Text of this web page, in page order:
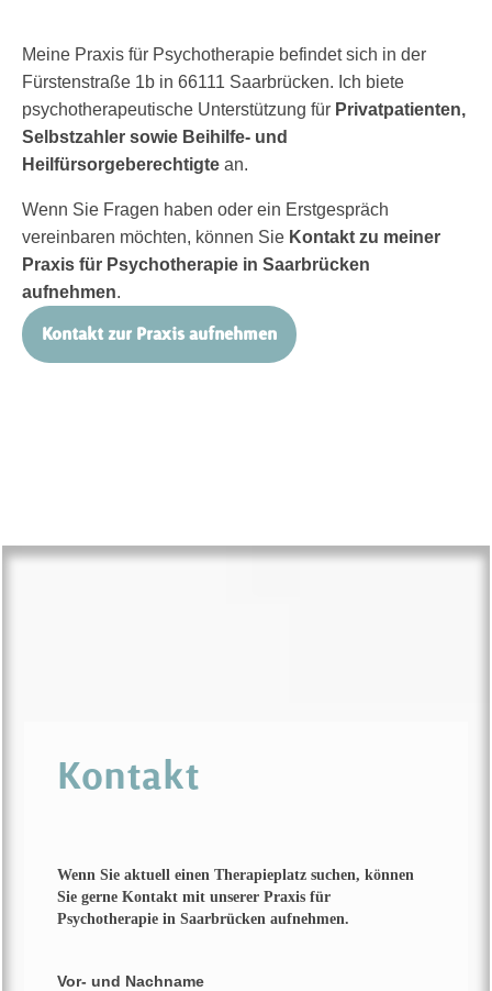
Meine Praxis für Psychotherapie befindet sich in der
Fürstenstraße 1b in 66111 Saarbrücken. Ich biete
psychotherapeutische Unterstützung für Privatpatienten,
Selbstzahler sowie Beihilfe- und
Heilfürsorgeberechtigte an.
Wenn Sie Fragen haben oder ein Erstgespräch
vereinbaren möchten, können Sie Kontakt zu meiner
Praxis für Psychotherapie in Saarbrücken
aufnehmen.
Kontakt zur Praxis aufnehmen
Kontakt
Wenn Sie aktuell einen Therapieplatz suchen, können
Sie gerne Kontakt mit unserer Praxis für
Psychotherapie in Saarbrücken aufnehmen.
Vor- und Nachname